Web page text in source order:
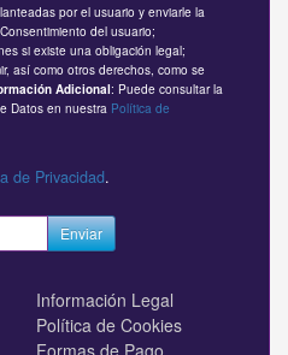
por el usuario y enviarle la
del usuario;
si existe una obligación legal;
así como otros derechos, como se
Adicional: Puede consultar la
Datos en nuestra Política de
de Privacidad.
Enviar
Información Legal
Política de Cookies
Formas de Pago